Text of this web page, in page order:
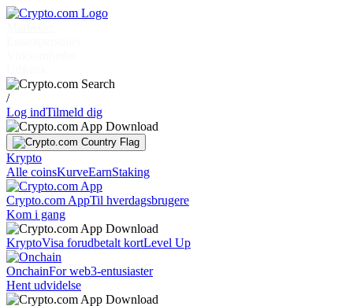
/
Log indTilmeld dig
Krypto
Alle coinsKurveEarnStaking
Crypto.com AppTil hverdagsbrugere
Kom i gang
KryptoVisa forudbetalt kortLevel Up
OnchainFor web3-entusiaster
Hent udvidelse